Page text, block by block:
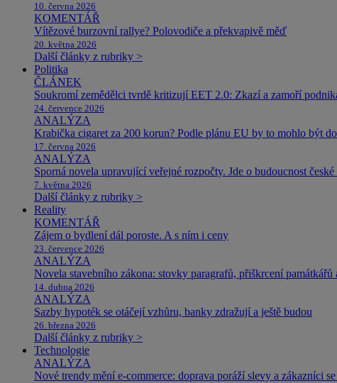
10. června 2026
KOMENTÁŘ
Vítězové burzovní rallye? Polovodiče a překvapivě měď
20. května 2026
Další články z rubriky >
Politika
ČLÁNEK
Soukromí zemědělci tvrdě kritizují EET 2.0: Zkazí a zamoří
24. července 2026
ANALÝZA
Krabička cigaret za 200 korun? Podle plánu EU by to mohlo být
17. června 2026
ANALÝZA
Sporná novela upravující veřejné rozpočty. Jde o budoucnost
7. května 2026
Další články z rubriky >
Reality
KOMENTÁŘ
Zájem o bydlení dál poroste. A s ním i ceny
23. července 2026
ANALÝZA
Novela stavebního zákona: stovky paragrafů, přiškrcení
14. dubna 2026
ANALÝZA
Sazby hypoték se otáčejí vzhůru, banky zdražují a ještě budou
26. března 2026
Další články z rubriky >
Technologie
ANALÝZA
Nové trendy mění e-commerce: doprava poráží slevy a zákazníci